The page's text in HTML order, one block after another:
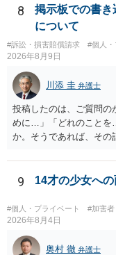
8
掲示板での書
について
#訴訟・損害賠償請求 #個人・
2026年8月9日
川添 圭 弁護士
投稿したのは、ご質問の
めに…」「どれのことを
か。そうであれば、その
ただ、「328が名誉毀損
る法律違反に該当する
ん。公開の場で詳細を投
士へ直接相談した方がよ
9 14才の少女へ
#個人・プライベート #加害者
2026年8月4日
奥村 徹 弁護士